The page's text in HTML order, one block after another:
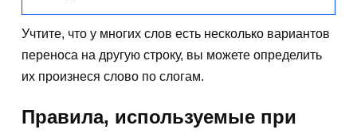
Учтите, что у многих слов есть несколько вариантов
переноса на другую строку, вы можете определить
их произнеся слово по слогам.
Правила, используемые при